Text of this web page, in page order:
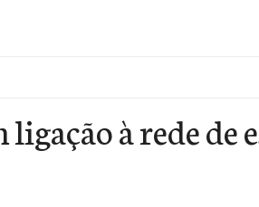
à rede de